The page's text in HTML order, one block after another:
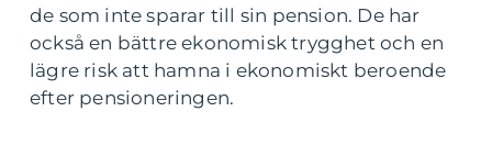
de som inte sparar till sin pension. De har
också en bättre ekonomisk trygghet och en
lägre risk att hamna i ekonomiskt beroende
efter pensioneringen.